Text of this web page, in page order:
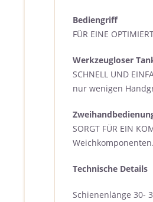
Bediengriff
FÜR EINE
Werkzeugloser
SCHNELL UND
nur wenigen
SORGT FÜR EIN
Technische Details
Schienenlänge 30-